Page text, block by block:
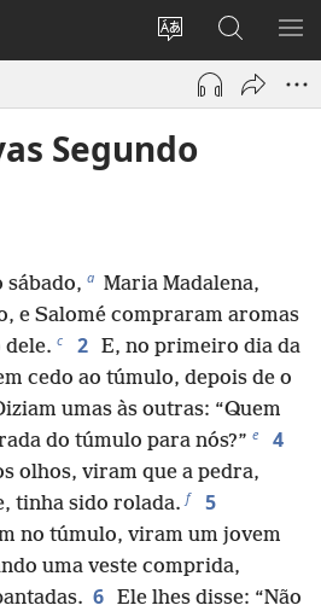
Mudar
idioma
do
site
Log
janela)
Buscar
no
JW.ORG
Segundo
sábado, a Maria Madalena,
e Salomé compraram aromas
dele. c 2 E, no primeiro dia da
cedo ao túmulo, depois de o
umas às outras: “Quem
do túmulo para nós?” e 4
olhos, viram que a pedra,
tinha sido rolada. f 5
no túmulo, viram um jovem
uma veste comprida,
6 Ele lhes disse: “Não